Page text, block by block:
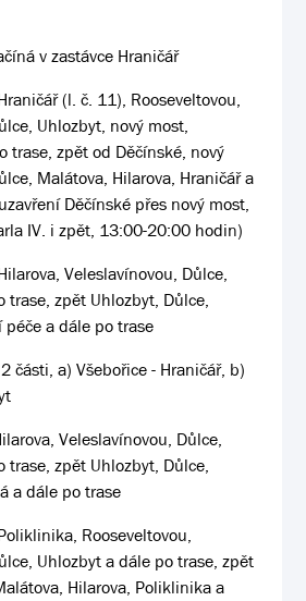
v zastávce Hraničář
(l. č. 11), Rooseveltovou,
Uhlozbyt, nový most,
trase, zpět od Děčínské, nový
Malátova, Hilarova, Hraničář a
Děčínské přes nový most,
IV. i zpět, 13:00-20:00 hodin)
Veleslavínovou, Důlce,
trase, zpět Uhlozbyt, Důlce,
a dále po trase
části, a) Všebořice - Hraničář, b)
Veleslavínovou, Důlce,
trase, zpět Uhlozbyt, Důlce,
a dále po trase
Rooseveltovou,
Uhlozbyt a dále po trase, zpět
Hilarova, Poliklinika a